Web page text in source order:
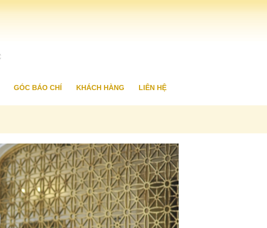
GÓC BÁO CHÍ KHÁCH HÀNG LIÊN HỆ